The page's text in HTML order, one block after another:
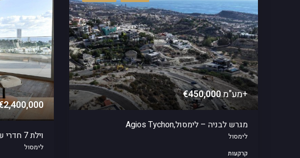
+מע"מ€450,000
מגרש לבניה – לימסול,Agios Tychon
לימסול
קרקעות
וילת 7 חדרי שינה – לימסול, Mouttagiaka
לימסול